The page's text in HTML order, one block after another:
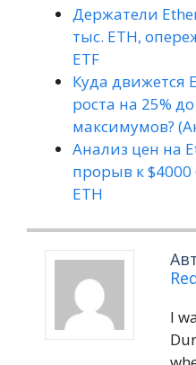
Держатели
тыс. ETH,
ETF
Куда движется
роста на 25%
максимумов?
Анализ цен на
прорыв к $4000
ETH
I